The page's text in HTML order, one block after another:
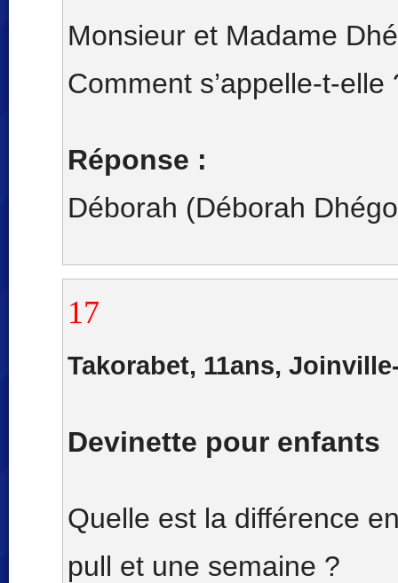
Monsieur et Madame
Comment s’appelle-t-elle
Réponse :
Déborah (Déborah
17
Takorabet, 11ans,
Devinette pour enfants
Quelle est la différence
pull et une semaine ?